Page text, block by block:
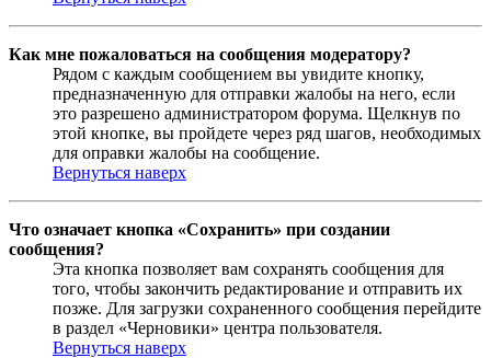
Как мне пожаловаться на сообщения модератору?
Рядом с каждым сообщением вы увидите кнопку,
предназначенную для отправки жалобы на него, если
это разрешено администратором форума. Щелкнув по
этой кнопке, вы пройдете через ряд шагов, необходимых
для оправки жалобы на сообщение.
Вернуться наверх
Что означает кнопка «Сохранить» при создании
сообщения?
Эта кнопка позволяет вам сохранять сообщения для
того, чтобы закончить редактирование и отправить их
позже. Для загрузки сохраненного сообщения перейдите
в раздел «Черновики» центра пользователя.
Вернуться наверх